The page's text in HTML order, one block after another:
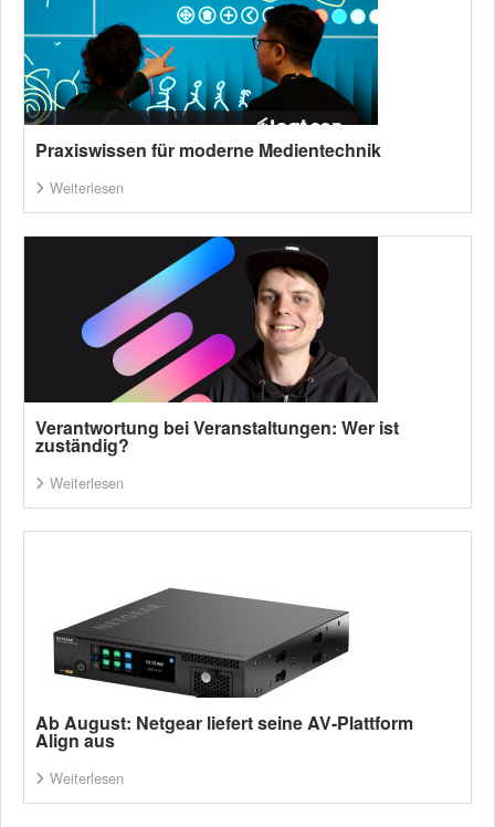
Praxiswissen für moderne Medientechnik
Weiterlesen
Verantwortung bei Veranstaltungen: Wer ist
zuständig?
Weiterlesen
Ab August: Netgear liefert seine AV-Plattform
Align aus
Weiterlesen